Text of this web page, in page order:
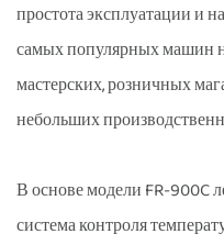
простота эксплуатации и
самых популярных машин
мастерских, розничных
небольших
В основе модели FR-900C
система контроля